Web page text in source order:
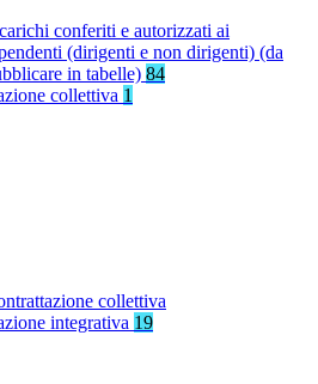
conferiti e autorizzati ai
(dirigenti e non dirigenti) (da
in tabelle) 84
collettiva 1
collettiva
integrativa 19